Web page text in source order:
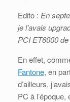
Edito : En
je l’avais
PCI ET6000
En effet,
Fantone, en
d’ailleurs,
PC à